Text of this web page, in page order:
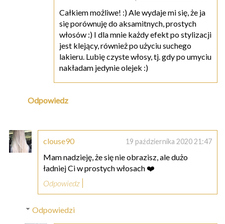
Całkiem możliwe! :) Ale wydaje mi się, że ja
się porównuję do aksamitnych, prostych
włosów :) I dla mnie każdy efekt po stylizacji
jest klejący, również po użyciu suchego
lakieru. Lubię czyste włosy, tj. gdy po umyciu
nakładam jedynie olejek :)
Odpowiedz
clouse90 19 października 2020 21:47
Mam nadzieję, że się nie obrazisz, ale dużo
ładniej Ci w prostych włosach ❤️
Odpowiedz
Odpowiedzi